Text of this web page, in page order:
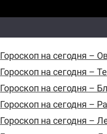
Гороскоп на сегодня –
Гороскоп на сегодня –
Гороскоп на сегодня –
Гороскоп на сегодня –
Гороскоп на сегодня –